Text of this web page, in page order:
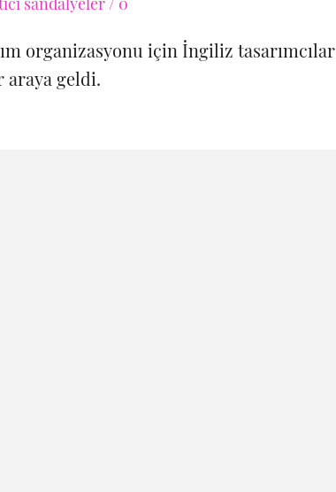
organizasyonu için İngiliz tasarımcılar
araya geldi.